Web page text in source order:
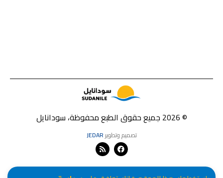
© 2026 جميع حقوق الطبع محفوظة، سودانايل
تصميم وتطويرJEDAR